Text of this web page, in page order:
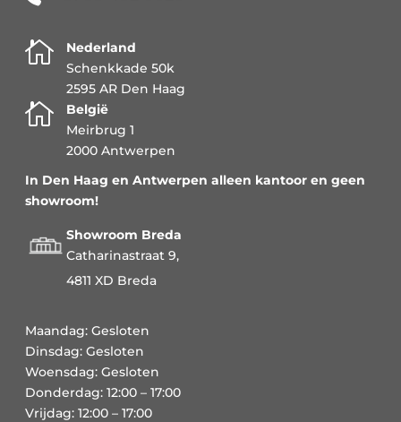

Nederland
Schenkkade 50k
2595 AR Den Haag

België
Meirbrug 1
2000 Antwerpen
In Den Haag en Antwerpen alleen kantoor en geen
showroom!
Showroom Breda
Catharinastraat 9,
4811 XD Breda
Maandag: Gesloten
Dinsdag: Gesloten
Woensdag: Gesloten
Donderdag: 12:00 – 17:00
Vrijdag: 12:00 – 17:00